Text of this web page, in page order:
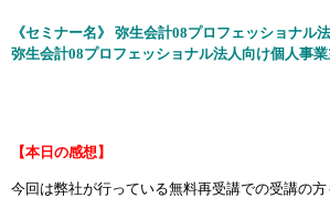
《セミナー名》 弥生会計08プロフェッショナル
弥生会計08プロフェッショナル法人向け個人事
【本日の感想】
今回は弊社が行っている無料再受講での受講の方